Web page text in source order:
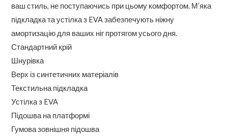
ваш стиль, не поступаючись при цьому комфортом. М’яка
підкладка та устілка з EVA забезпечують ніжну
амортизацію для ваших ніг протягом усього дня.
Стандартний крій
Шнурівка
Верх із синтетичних матеріалів
Текстильна підкладка
Устілка з EVA
Підошва на платформі
Гумова зовнішня підошва